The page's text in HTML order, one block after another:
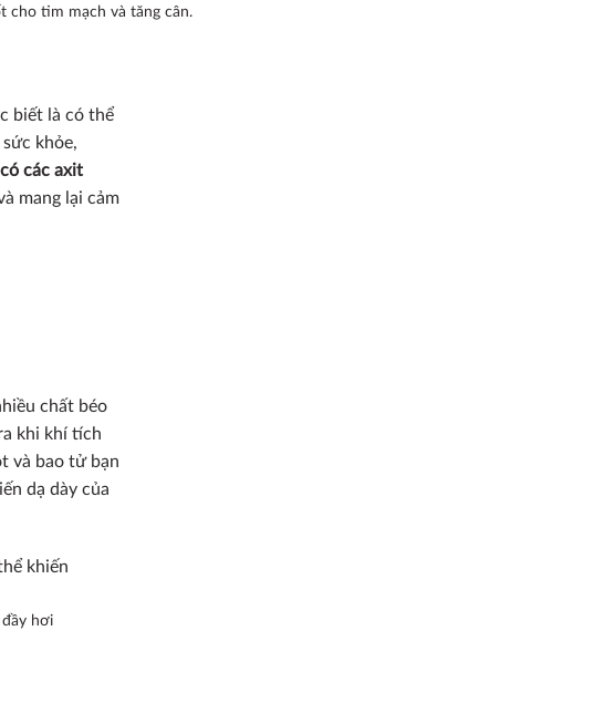
cho tim mạch và tăng cân.
biết là có thể
khỏe,
các axit
mang lại cảm
chất béo
khi khí tích
và bao tử bạn
dạ dày của
hơi